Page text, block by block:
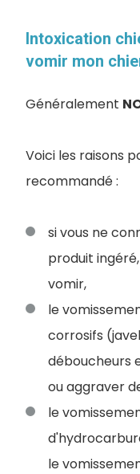
Intoxication
vomir mon
Généralement
Voici les raisons
recommandé :
si vous ne
produit
vomir,
le
corrosifs
déboucheurs
ou aggraver
le
le